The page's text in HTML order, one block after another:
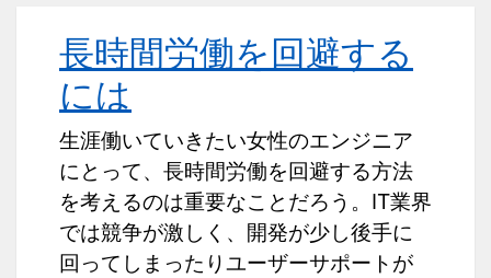
長時間労働を回避する
には
生涯働いていきたい女性のエンジニア
にとって、長時間労働を回避する方法
を考えるのは重要なことだろう。IT業界
では競争が激しく、開発が少し後手に
回ってしまったりユーザーサポートが